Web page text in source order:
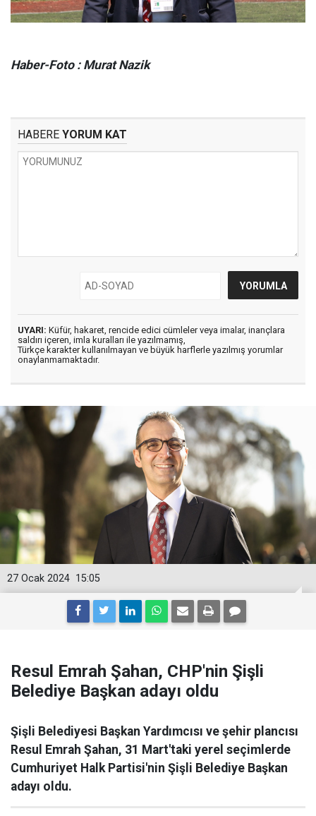
Haber-Foto : Murat Nazik
HABERE YORUM KAT
UYARI: Küfür, hakaret, rencide edici cümleler veya imalar, inançlara
saldırı içeren, imla kuralları ile yazılmamış,
Türkçe karakter kullanılmayan ve büyük harflerle yazılmış yorumlar
onaylanmamaktadır.
15:05
27 Ocak 2024
Resul Emrah Şahan, CHP'nin Şişli
Belediye Başkan adayı oldu
Şişli Belediyesi Başkan Yardımcısı ve şehir plancısı
Resul Emrah Şahan, 31 Mart'taki yerel seçimlerde
Cumhuriyet Halk Partisi'nin Şişli Belediye Başkan
adayı oldu.